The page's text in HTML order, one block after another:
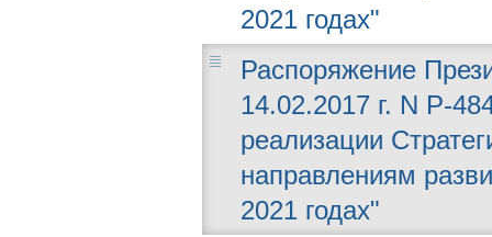
2021 годах"
Распоряжение
14.02.2017 г. N Р-
реализации
направлениям
2021 годах"